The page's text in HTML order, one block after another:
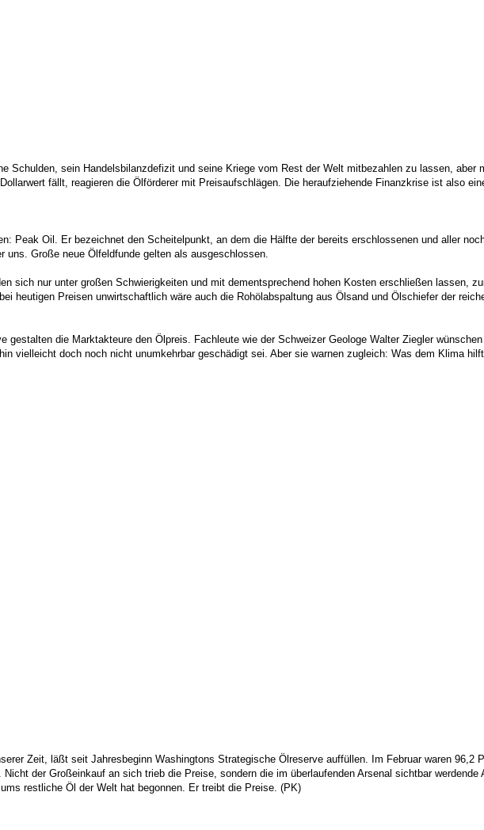
Schulden, sein Handelsbilanzdefizit und seine Kriege vom Rest der Welt mitbezahlen zu lassen, aber
fällt, reagieren die Ölförderer mit Preisaufschlägen. Die heraufziehende Finanzkrise ist also
Peak Oil. Er bezeichnet den Scheitelpunkt, an dem die Hälfte der bereits erschlossenen und aller
Große neue Ölfeldfunde gelten als ausgeschlossen.
sich nur unter großen Schwierigkeiten und mit dementsprechend hohen Kosten erschließen lassen,
heutigen Preisen unwirtschaftlich wäre auch die Rohölabspaltung aus Ölsand und Ölschiefer der
die Marktakteure den Ölpreis. Fachleute wie der Schweizer Geologe Walter Ziegler
vielleicht doch noch nicht unumkehrbar geschädigt sei. Aber sie warnen zugleich: Was dem Klima
Zeit, läßt seit Jahresbeginn Washingtons Strategische Ölreserve auffüllen. Im Februar waren 96,2
der Großeinkauf an sich trieb die Preise, sondern die im überlaufenden Arsenal sichtbar
restliche Öl der Welt hat begonnen. Er treibt die Preise. (PK)